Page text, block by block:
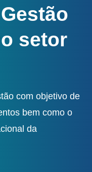
setor
com objetivo de
bem como o
da